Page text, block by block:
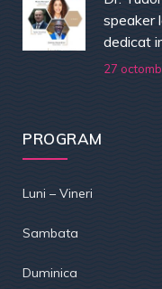
speaker
dedicat
27
PROGRAM
Luni – Vineri
Sambata
Duminica